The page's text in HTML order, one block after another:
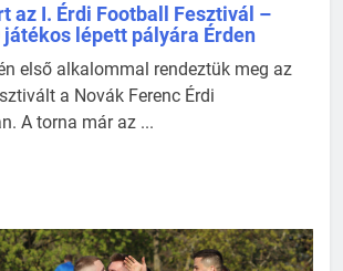
az I. Érdi Football Fesztivál –
lépett pályára Érden
első alkalommal rendeztük meg az
a Novák Ferenc Érdi
A torna már az ...